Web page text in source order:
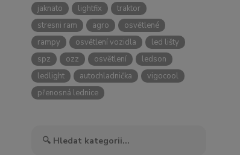
jaknato
lightfix
traktor
stresni ram
agro
osvětlené
rampy
osvětlení vozidla
led lišty
spz
ozz osvětlení
ledson
ledlight
autochladnička
vigocool
přenosná lednice